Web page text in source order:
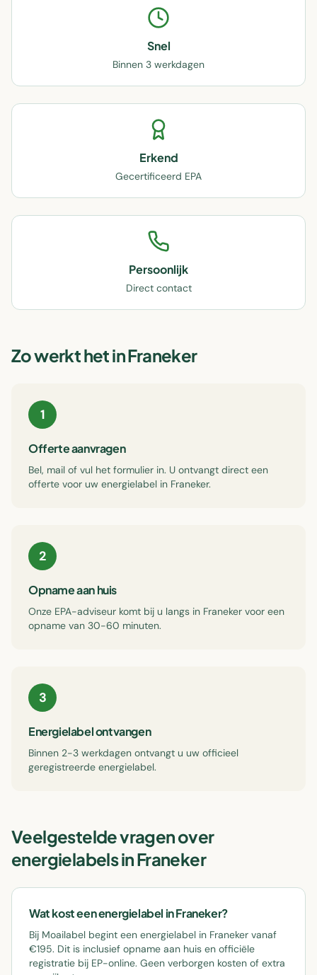
Snel
Binnen 3 werkdagen
Erkend
Gecertificeerd EPA
Persoonlijk
Direct contact
Zo werkt het inFraneker
1
Offerte aanvragen
Bel, mail of vul het formulier in. U ontvangt direct een
offerte voor uw energielabel in Franeker.
2
Opname aan huis
Onze EPA-adviseur komt bij u langs in Franeker voor een
opname van 30-60 minuten.
3
Energielabel ontvangen
Binnen 2-3 werkdagen ontvangt u uw officieel
geregistreerde energielabel.
Veelgestelde vragen over
energielabels inFraneker
Wat kost een energielabel in Franeker?
Bij Moailabel begint een energielabel in Franeker vanaf
€195. Dit is inclusief opname aan huis en officiële
registratie bij EP-online. Geen verborgen kosten of extra